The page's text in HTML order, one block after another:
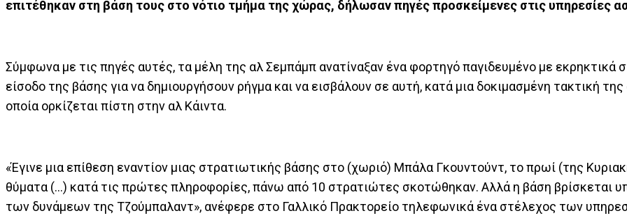
επιτέθηκαν στη βάση τους στο νότιο τμήμα της χώρας, δήλωσαν πηγές προσκείμενες στις υπηρεσίες
Σύμφωνα με τις πηγές αυτές, τα μέλη της αλ Σεμπάμπ ανατίναξαν ένα φορτηγό παγιδευμένο με εκρηκτικά
είσοδο της βάσης για να δημιουργήσουν ρήγμα και να εισβάλουν σε αυτή, κατά μια δοκιμασμένη τακτική
οποία ορκίζεται πίστη στην αλ Κάιντα.
«Έγινε μια επίθεση εναντίον μιας στρατιωτικής βάσης στο (χωριό) Μπάλα Γκουντούντ, το πρωί (της
θύματα (...) κατά τις πρώτες πληροφορίες, πάνω από 10 στρατιώτες σκοτώθηκαν. Αλλά η βάση βρίσκεται
των δυνάμεων της Τζούμπαλαντ», ανέφερε στο Γαλλικό Πρακτορείο τηλεφωνικά ένα στέλεχος των